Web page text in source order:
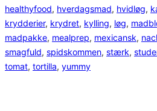
healthyfood, hverdagsmad, hvidløg,
krydderier, krydret, kylling, løg,
madpakke, mealprep, mexicansk,
smagfuld, spidskommen, stærk,
tomat, tortilla, yummy